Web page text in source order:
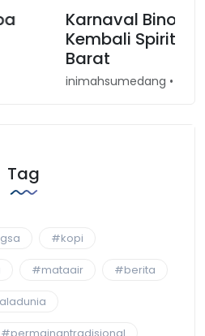
Merajut
di Jawa
30, 2026
Tag
#kopi
#mataair #berita
#permainantradisional